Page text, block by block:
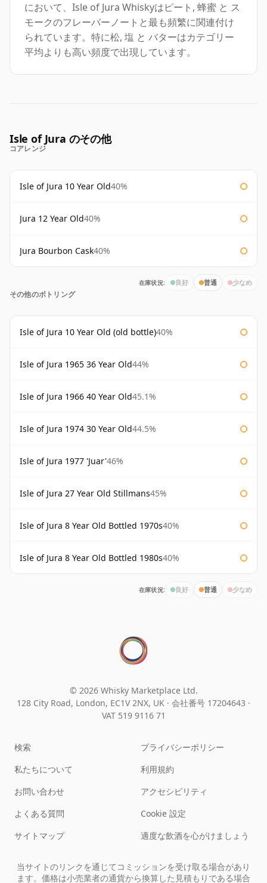
において、Isle of Jura Whiskyはピート, 蜂蜜 と ス
モークのフレーバーノートと最も頻繁に関連付け
られています。特に松, 塩 と バターはカテゴリー
平均よりも高い頻度で出現しています。
Isle of Jura のその他
コアレンジ
Isle of Jura 10 Year Old40%
Jura 12 Year Old40%
Jura Bourbon Cask40%
在庫状況: 良好 普通 少なめ
その他のボトリング
Isle of Jura 10 Year Old (old bottle)40%
Isle of Jura 1965 36 Year Old44%
Isle of Jura 1966 40 Year Old45.1%
Isle of Jura 1974 30 Year Old44.5%
Isle of Jura 1977 'Juar'46%
Isle of Jura 27 Year Old Stillmans45%
Isle of Jura 8 Year Old Bottled 1970s40%
Isle of Jura 8 Year Old Bottled 1980s40%
在庫状況: 良好 普通 少なめ
© 2026 Whisky Marketplace Ltd.
128 City Road, London, EC1V 2NX, UK · 会社番号 17204643 ·
VAT 519 9116 71
検索
私たちについて
お問い合わせ
よくある質問
サイトマップ
プライバシーポリシー
利用規約
アクセシビリティ
Cookie 設定
適度な飲酒を心がけましょう
当サイトのリンクを通じてコミッションを受け取る場合があり
ます。価格は小売業者の通貨から換算した見積もりである場合